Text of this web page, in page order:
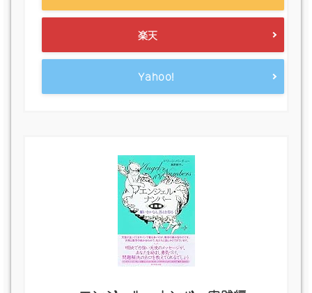
楽天
Yahoo!